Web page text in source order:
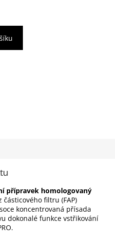
přípravek homologovaný
částicového filtru (FAP)
koncentrovaná přísada
dokonalé funkce vstřikování